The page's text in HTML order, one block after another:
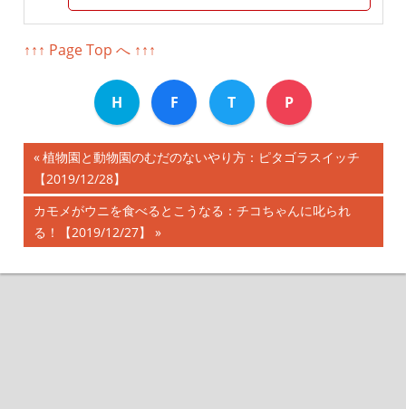
↑↑↑ Page Top へ ↑↑↑
H F T P
投
稿
ナ
ビ
前
の
記
事:
植物園と動物園のむだのないやり方：ピタゴラスイッチ
【2019/12/28】
次
の
事:
カモメがウニを食べるとこうなる：チコちゃんに叱られ
る！【2019/12/27】